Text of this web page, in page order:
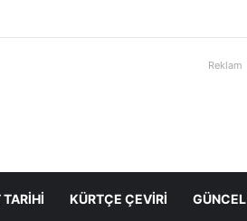
Reklam
TARIHI KÜRTÇE ÇEVIRI GÜNCEL